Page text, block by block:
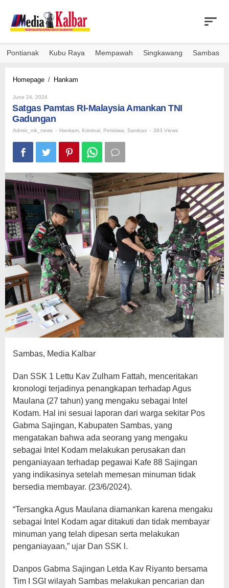
content
Pontianak Kubu Raya Mempawah Singkawang Sambas
Homepage / Hankam
Malaysia
Gadungan
June 24, 2024
Satgas Pamtas RI-Malaysia Amankan TNI
Gadungan
Admin_mk_news - Hankam Kriminal Peristiwa Sambas - 393 Views
Sambas, Media Kalbar
Dan SSK 1 Lettu Kav Zulham Fattah, menceritakan
kronologi terjadinya penangkapan terhadap Agus
Maulana (27 tahun) yang mengaku sebagai Intel
Kodam. Hal ini sesuai laporan dari warga sekitar Pos
Gabma Sajingan, Kabupaten Sambas, yang
mengatakan bahwa ada seorang yang mengaku
sebagai Intel Kodam melakukan perusakan dan
penganiayaan terhadap pegawai Kafe 88 Sajingan
yang indikasinya setelah memesan minuman tidak
bersedia membayar. (23/6/2024).
“Tersangka Agus Maulana diamankan karena mengaku
sebagai Intel Kodam agar ditakuti dan tidak membayar
minuman yang telah dipesan serta melakukan
penganiayaan,” ujar Dan SSK l.
Danpos Gabma Sajingan Letda Kav Riyanto bersama
Tim I SGI wilayah Sambas melakukan pencarian dan